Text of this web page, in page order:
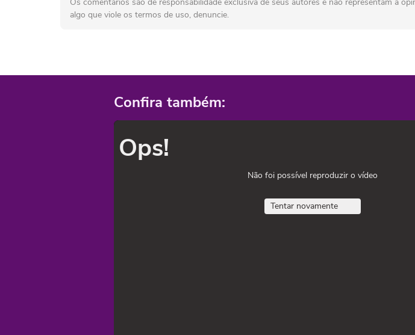
algo que viole os termos de uso, denuncie.
Confira também:
Ops!
Não foi possível reproduzir o vídeo
Tentar novamente